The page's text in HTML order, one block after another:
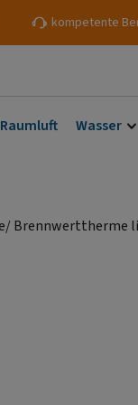
kompetente
Wasser